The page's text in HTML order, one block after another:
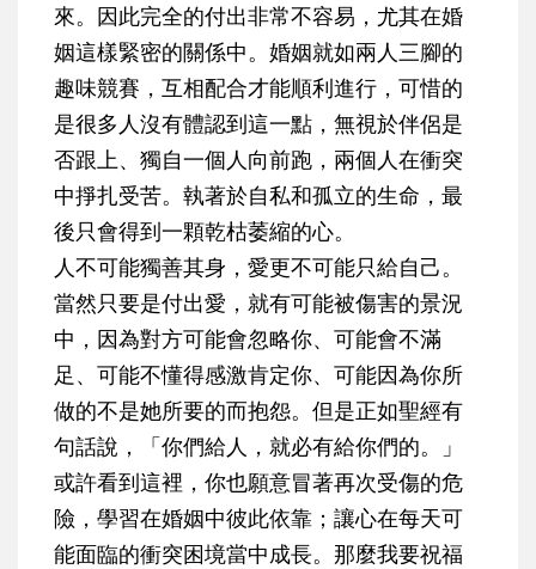
來。因此完全的付出非常不容易，尤其在婚
姻這樣緊密的關係中。婚姻就如兩人三腳的
趣味競賽，互相配合才能順利進行，可惜的
是很多人沒有體認到這一點，無視於伴侶是
否跟上、獨自一個人向前跑，兩個人在衝突
中掙扎受苦。執著於自私和孤立的生命，最
後只會得到一顆乾枯萎縮的心。
人不可能獨善其身，愛更不可能只給自己。
當然只要是付出愛，就有可能被傷害的景況
中，因為對方可能會忽略你、可能會不滿
足、可能不懂得感激肯定你、可能因為你所
做的不是她所要的而抱怨。但是正如聖經有
句話說，「你們給人，就必有給你們的。
」
或許看到這裡，你也願意冒著再次受傷的危
險，學習在婚姻中彼此依靠；讓心在每天可
能面臨的衝突困境當中成長。那麼我要祝福